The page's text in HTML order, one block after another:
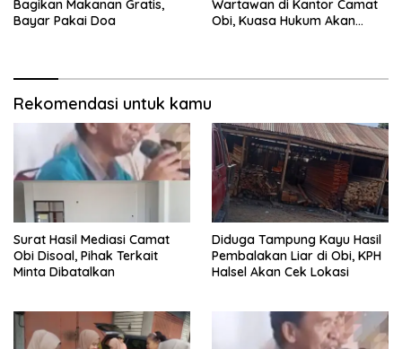
Bagikan Makanan Gratis,
Bayar Pakai Doa
Wartawan di Kantor Camat
Obi, Kuasa Hukum Akan
Rekomendasi untuk kamu
Surat Hasil Mediasi Camat
Obi Disoal, Pihak Terkait
Minta Dibatalkan
Diduga Tampung Kayu Hasil
Pembalakan Liar di Obi, KPH
Halsel Akan Cek Lokasi